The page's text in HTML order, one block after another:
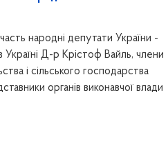
народні депутати України -
Д-р Крістоф Вайль, члени
і сільського господарства
органів виконавчої влади